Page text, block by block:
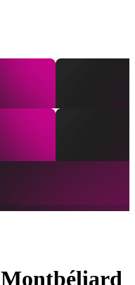
Montbéliard